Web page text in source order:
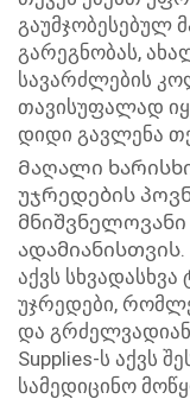
გაუმჯობესებულ
გარეგნობას,
სავარძლების
თავისუფალად
დიდი გავლენა
Მაღალი
უჯრედების
მნიშვნელოვანი
ადამიანისთვის.
აქვს
უჯრედები,
და
Supplies-ს აქვს
სამედიცინო